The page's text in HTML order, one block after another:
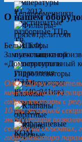
О нашем
Белых Т.Ф.
Замначальника
«Домостроительный
ОАО
качественного
гидроэлеваторы с
10-ти этажной
эксплуатация
сегодня на объектах,
гидроэлеватора